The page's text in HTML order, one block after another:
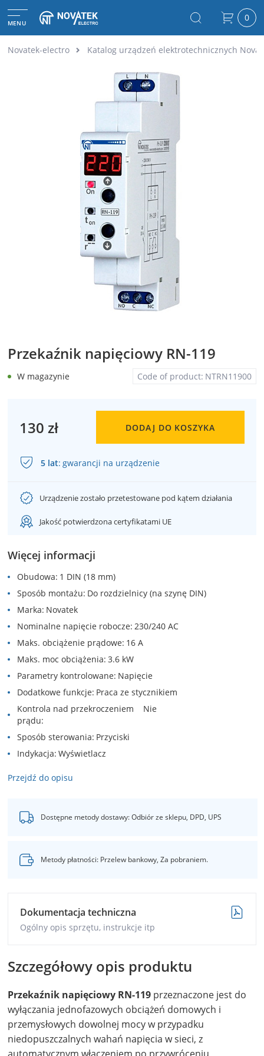
MENU 0
Novatek-electro Katalog urządzeń elektrotechnicznych
Przekaźnik napięciowy RN-119
Code of product: NTRN11900
W magazynie
130 zł DODAJ DO KOSZYKA
5 lat: gwarancji na urządzenie
Urządzenie zostało przetestowane pod kątem działania
Jakość potwierdzona certyfikatami UE
Więcej informacji
Obudowa 1 DIN (18 mm)
Sposób montażu Do rozdzielnicy (na szynę DIN)
Marka Novatek
Nominalne napięcie robocze 230/240 AC
Maks. obciążenie prądowe 16 A
Maks. moc obciążenia 3.6 kW
Parametry kontrolowane Napięcie
Dodatkowe funkcje Praca ze stycznikiem
Kontrola nad przekroczeniem
prądu
Nie
Sposób sterowania Przyciski
Indykacja Wyświetlacz
Przejdź do opisu
Dostępne metody dostawy: Odbiór ze sklepu, DPD, UPS
Metody płatności: Przelew bankowy, Za pobraniem.
Dokumentacja techniczna
Ogólny opis sprzętu, instrukcje itp
Szczegółowy opis produktu
Przekaźnik napięciowy RN-119 przeznaczone jest do
wyłączania jednofazowych obciążeń domowych i
przemysłowych dowolnej mocy w przypadku
niedopuszczalnych wahań napięcia w sieci, z